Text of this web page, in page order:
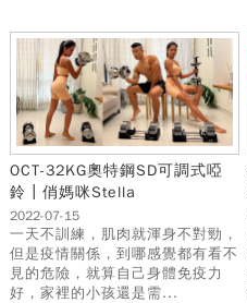
OCT-32KG奧特鋼SD可調式啞
鈴┃俏媽咪Stella
2022-07-15
一天不訓練，肌肉就渾身不對勁，
但是疫情關係，到哪感覺都有看不
見的危險，就算自己身體免疫力
好，家裡的小孩還是需...